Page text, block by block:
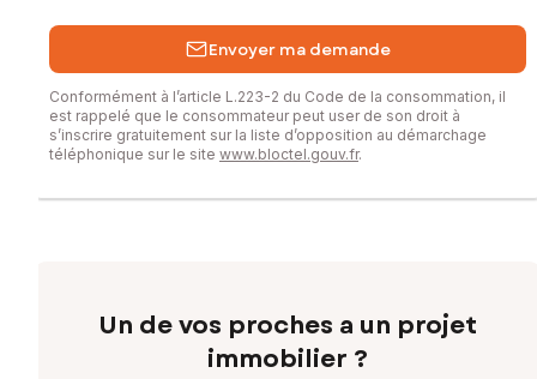
Envoyer ma demande
Conformément à l’article L.223-2 du Code de la consommation, il
est rappelé que le consommateur peut user de son droit à
s’inscrire gratuitement sur la liste d’opposition au démarchage
téléphonique sur le site www.bloctel.gouv.fr.
Un de vos proches a un projet
immobilier ?